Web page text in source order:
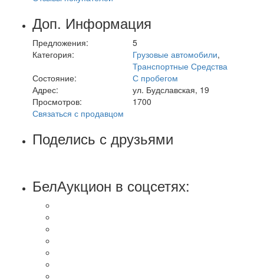
Доп. Информация
Предложения:
5
Категория:
Грузовые автомобили,
Транспортные Средства
Состояние:
С пробегом
Адрес:
ул. Будславская, 19
Просмотров:
1700
Связаться с продавцом
Поделись с друзьями
БелАукцион в соцсетях: